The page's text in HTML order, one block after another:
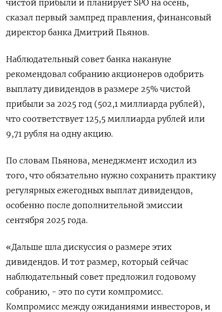
чистой прибыли и планирует SPO на осень,
сказал первый зампред правления, финансовый
директор банка Дмитрий Пьянов.
Наблюдательный совет банка накануне
рекомендовал собранию акционеров одобрить
выплату дивидендов в размере 25% чистой
прибыли за 2025 год (502,1 миллиарда рублей),
что соответствует 125,5 миллиарда рублей или
9,71 рубля на одну ‌акцию.
По словам Пьянова, менеджмент исходил из
того, что обязательно нужно сохранить практику
регулярных ежегодных выплат дивидендов,
особенно после дополнительной эмиссии
сентября 2025 года.
«Дальше шла дискуссия о размере этих
дивидендов. И тот размер, который сейчас
наблюдательный совет предложил годовому
собранию, - это по сути компромисс.
Компромисс между ожиданиями инвесторов, и